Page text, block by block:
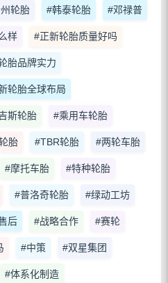
轮胎 #韩泰轮胎 #邓禄普
样 #正新轮胎质量好吗
胎品牌实力
轮胎全球布局
斯轮胎 #乘用车轮胎
胎 #TBR轮胎 #两轮车胎
#摩托车胎 #特种轮胎
#普洛奇轮胎 #绿动工坊
后 #战略合作 #赛轮
#中策 #双星集团
#体系化制造